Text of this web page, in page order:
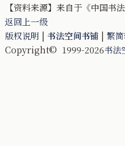
【资料来源】来自于《中国书
返回上一级
版权说明 | 书法空间书铺 | 繁
Copyright© 1999-2026书法